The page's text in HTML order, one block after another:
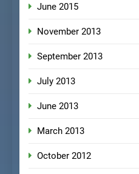
June 2015
November 2013
September 2013
July 2013
June 2013
March 2013
October 2012